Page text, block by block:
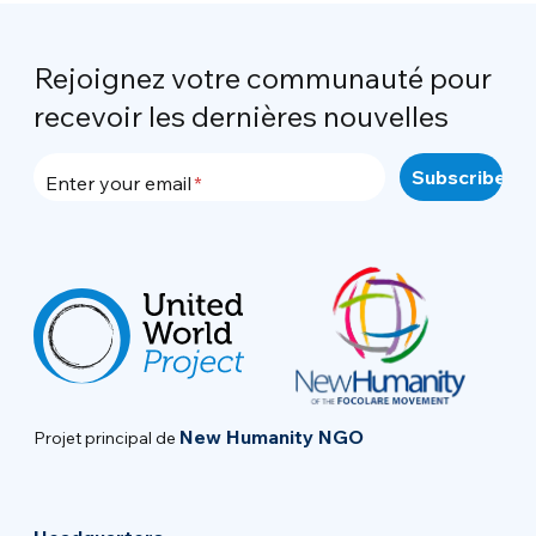
Rejoignez votre communauté pour
recevoir les dernières nouvelles
Enter your email
Projet principal de New Humanity NGO